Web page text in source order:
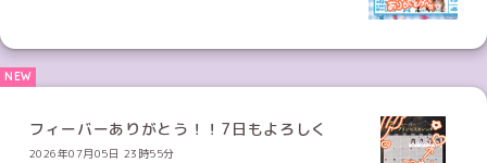
フィーバーありがとう！！7日もよろしく
2026年07月05日 23時55分